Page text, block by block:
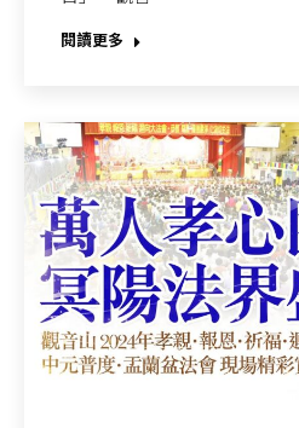
閱讀更多